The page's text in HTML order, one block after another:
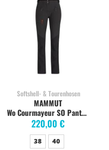
Softshell- & Tourenhosen
Wo Courmayeur SO Pants black
220,00 €
MAMMUT
38 40